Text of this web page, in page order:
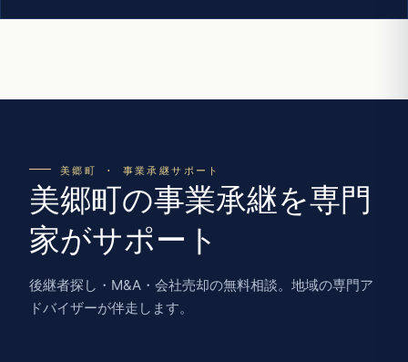
美郷町 · 事業承継サポート
美郷町の事業承継を専門
家がサポート
後継者探し・M&A・会社売却の無料相談。地域の専門ア
ドバイザーが伴走します。